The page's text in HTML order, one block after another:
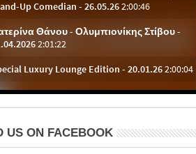
US ON FACEBOOK